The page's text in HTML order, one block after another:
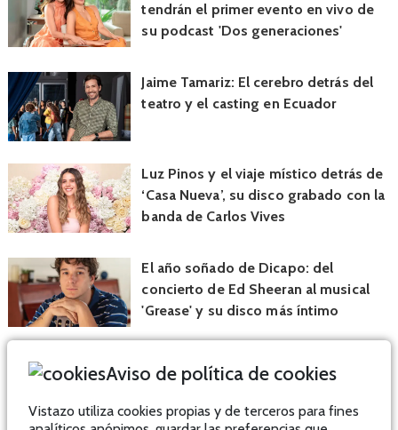
tendrán el primer evento en vivo de
su podcast 'Dos generaciones'
Jaime Tamariz: El cerebro detrás del
teatro y el casting en Ecuador
Luz Pinos y el viaje místico detrás de
‘Casa Nueva’, su disco grabado con la
banda de Carlos Vives
El año soñado de Dicapo: del
concierto de Ed Sheeran al musical
'Grease' y su disco más íntimo
Aviso de política de cookies
Vistazo utiliza cookies propias y de terceros para fines